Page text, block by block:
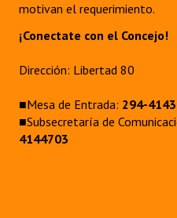
motivan el requerimiento.
¡Conectate con el Concejo!
Dirección: Libertad 80
■Mesa de Entrada: 294-
■Subsecretaría de
4144703